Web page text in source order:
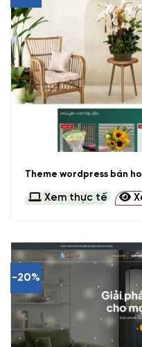
Theme wordpress bán
Xem thực tế
-20%